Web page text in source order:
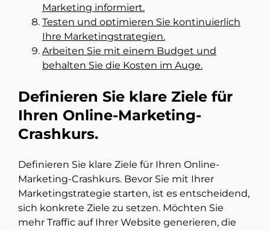
Marketing informiert.
Testen und optimieren Sie kontinuierlich
Ihre Marketingstrategien.
Arbeiten Sie mit einem Budget und
behalten Sie die Kosten im Auge.
Definieren Sie klare Ziele für
Ihren Online-Marketing-
Crashkurs.
Definieren Sie klare Ziele für Ihren Online-
Marketing-Crashkurs. Bevor Sie mit Ihrer
Marketingstrategie starten, ist es entscheidend,
sich konkrete Ziele zu setzen. Möchten Sie
mehr Traffic auf Ihrer Website generieren, die